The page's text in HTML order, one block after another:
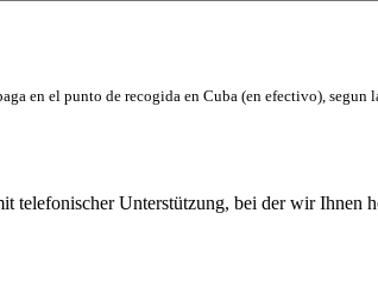
en el punto de recogida en Cuba (en efectivo),
telefonischer Unterstützung, bei der wir